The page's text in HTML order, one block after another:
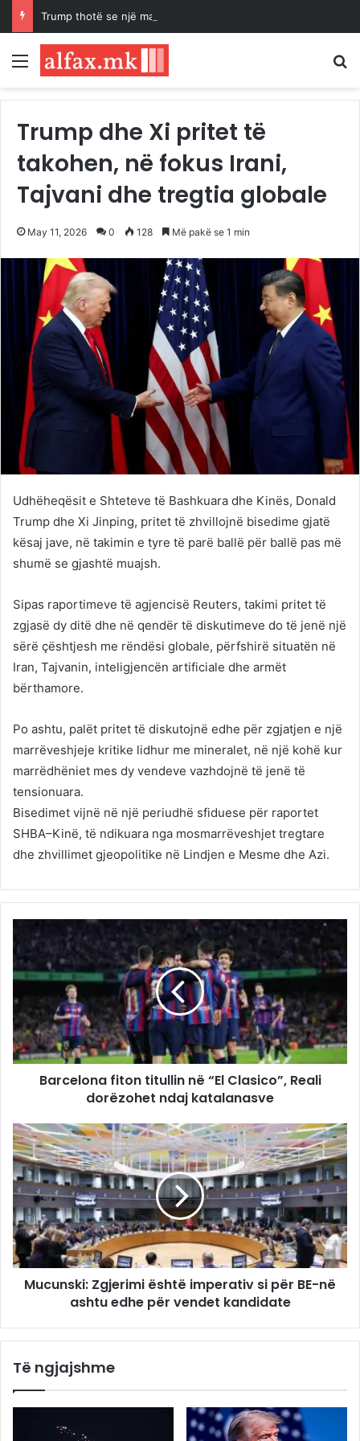
Menu
Trump dhe Xi pritet të
takohen, në fokus Irani,
Tajvani dhe tregtia globale
May 11, 2026 0 128 Më pakë se 1 min
Udhëheqësit e Shteteve të Bashkuara dhe Kinës, Donald
Trump dhe Xi Jinping, pritet të zhvillojnë bisedime gjatë
kësaj jave, në takimin e tyre të parë ballë për ballë pas më
shumë se gjashtë muajsh.
Sipas raportimeve të agjencisë Reuters, takimi pritet të
zgjasë dy ditë dhe në qendër të diskutimeve do të jenë një
sërë çështjesh me rëndësi globale, përfshirë situatën në
Iran, Tajvanin, inteligjencën artificiale dhe armët
bërthamore.
Po ashtu, palët pritet të diskutojnë edhe për zgjatjen e një
marrëveshjeje kritike lidhur me mineralet, në një kohë kur
marrëdhëniet mes dy vendeve vazhdojnë të jenë të
tensionuara.
Bisedimet vijnë në një periudhë sfiduese për raportet
SHBA–Kinë, të ndikuara nga mosmarrëveshjet tregtare
dhe zhvillimet gjeopolitike në Lindjen e Mesme dhe Azi.
Barcelona fiton titullin në “El Clasico”, Reali
dorëzohet ndaj katalanasve
Mucunski: Zgjerimi është imperativ si për BE-në
ashtu edhe për vendet kandidate
Të ngjajshme